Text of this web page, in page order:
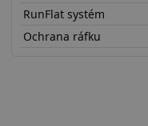
RunFlat systém
Ochrana ráfku